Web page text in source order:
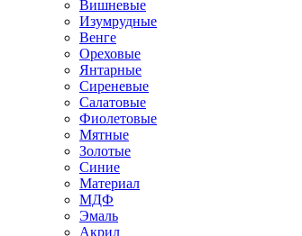
Вишневые
Изумрудные
Венге
Ореховые
Янтарные
Сиреневые
Салатовые
Фиолетовые
Мятные
Золотые
Синие
Материал
МДФ
Эмаль
Акрил